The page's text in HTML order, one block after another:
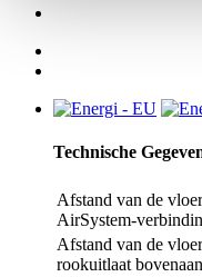
Technische
Afstand van de
AirSystem-
Afstand van de
rookuitlaat bovenaan